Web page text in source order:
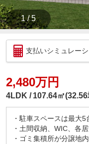
1 / 5
支払いシミュレー
2,480万円
4LDK 107.64㎡(32.56
・駐車スペースは最大
・土間収納、WIC、各
・ゴミ集積所が分譲地